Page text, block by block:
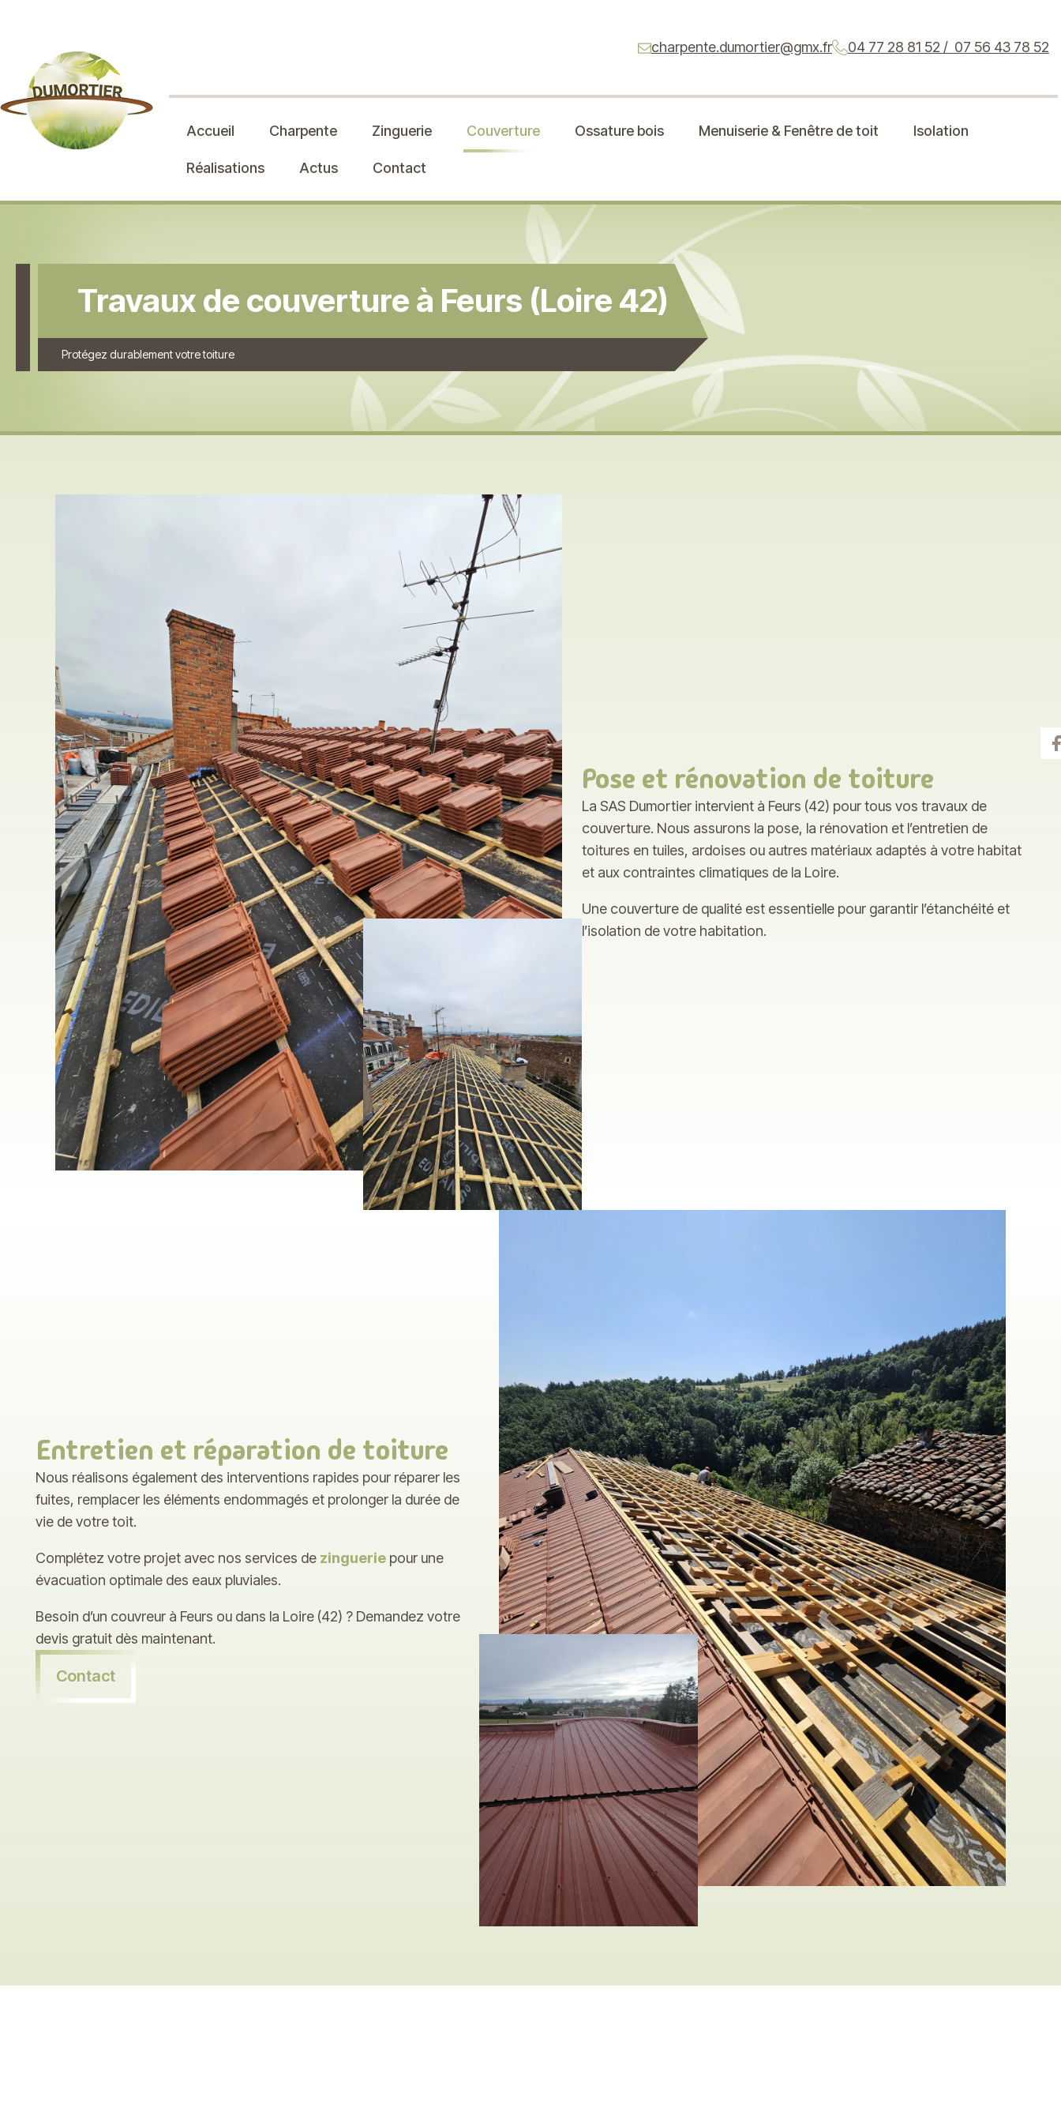
charpente.dumortier@gmx.fr 04 77 28 81 52 / 07 56 43 78 52
Accueil Charpente Zinguerie Couverture Ossature bois Menuiserie & Fenêtre de toit Isolation
Réalisations Actus Contact
Travaux de couverture à Feurs (Loire 42)
Protégez durablement votre toiture
Pose et rénovation de toiture
La SAS Dumortier intervient à Feurs (42) pour tous vos travaux de
couverture. Nous assurons la pose, la rénovation et l’entretien de
toitures en tuiles, ardoises ou autres matériaux adaptés à votre habitat
et aux contraintes climatiques de la Loire.
Une couverture de qualité est essentielle pour garantir l’étanchéité et
l’isolation de votre habitation.
Entretien et réparation de toiture
Nous réalisons également des interventions rapides pour réparer les
fuites, remplacer les éléments endommagés et prolonger la durée de
vie de votre toit.
Complétez votre projet avec nos services de zinguerie pour une
évacuation optimale des eaux pluviales.
Besoin d’un couvreur à Feurs ou dans la Loire (42) ? Demandez votre
devis gratuit dès maintenant.
Contact